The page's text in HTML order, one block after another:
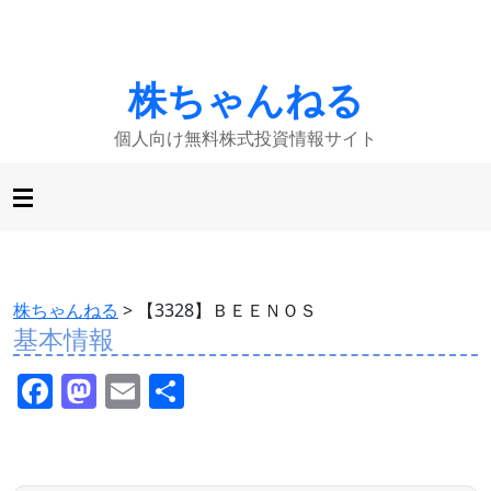
株ちゃんねる
個人向け無料株式投資情報サイト
株ちゃんねる > 【3328】ＢＥＥＮＯＳ
基本情報
F M E